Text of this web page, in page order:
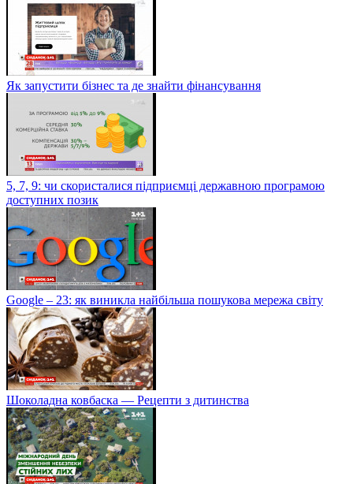
Як запустити бізнес та де знайти фінансування
5, 7, 9: чи скористалися підприємці державною програмою
доступних позик
Google – 23: як виникла найбільша пошукова мережа світу
Шоколадна ковбаска — Рецепти з дитинства